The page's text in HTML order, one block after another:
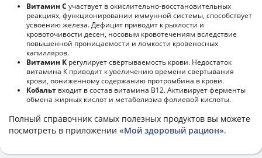
Витамин С участвует в окислительно-восстановительных
реакциях, функционировании иммунной системы, способствует
усвоению железа. Дефицит приводит к рыхлости и
кровоточивости десен, носовым кровотечениям вследствие
повышенной проницаемости и ломкости кровеносных
капилляров.
Витамин К регулирует свёртываемость крови. Недостаток
витамина К приводит к увеличению времени свертывания
крови, пониженному содержанию протромбина в крови.
Кобальт входит в состав витамина В12. Активирует ферменты
обмена жирных кислот и метаболизма фолиевой кислоты.
Полный справочник самых полезных продуктов вы можете
посмотреть в приложении «Мой здоровый рацион».